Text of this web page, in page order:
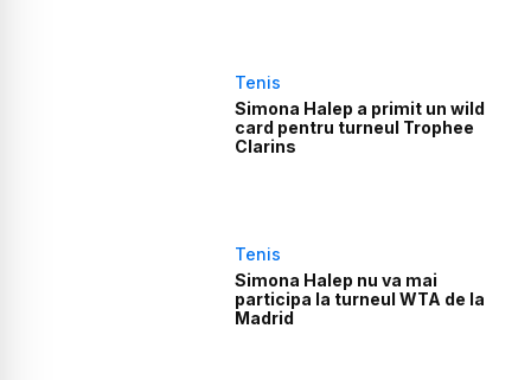
Tenis
Simona Halep a primit un wild
card pentru turneul Trophee
Clarins
Tenis
Simona Halep nu va mai
participa la turneul WTA de la
Madrid